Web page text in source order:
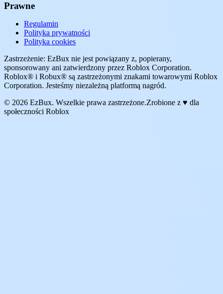
Prawne
Regulamin
Polityka prywatności
Polityka cookies
Zastrzeżenie: EzBux nie jest powiązany z, popierany,
sponsorowany ani zatwierdzony przez Roblox Corporation.
Roblox® i Robux® są zastrzeżonymi znakami towarowymi Roblox
Corporation. Jesteśmy niezależną platformą nagród.
© 2026 EzBux. Wszelkie prawa zastrzeżone.Zrobione z ♥ dla
społeczności Roblox